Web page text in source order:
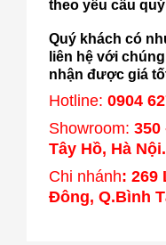
theo yêu cầu
Quý khách có
liên hệ với
nhận được giá
Hotline: 0904
Showroom: 350
Tây Hồ, Hà Nội.
Chi nhánh: 269
Đông, Q.Bình